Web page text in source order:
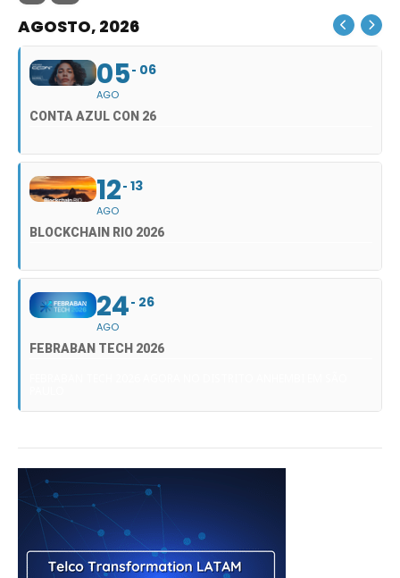
AGOSTO, 2026
05
AGO
06
CONTA AZUL CON 26
12
AGO
13
BLOCKCHAIN RIO 2026
24
AGO
26
FEBRABAN TECH 2026